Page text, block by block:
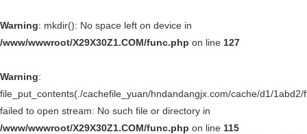
Warning: mkdir(): No space left on device in
/www/wwwroot/X29X30Z1.COM/func.php on line 127
Warning:
file_put_contents(./cachefile_yuan/hndandangjx.com/cache/d1/1abd2/
failed to open stream: No such file or directory in
/www/wwwroot/X29X30Z1.COM/func.php on line 115